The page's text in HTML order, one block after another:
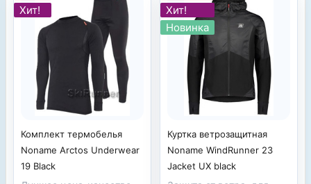
Хит!
Комплект термобелья
Noname Arctos Underwear
19 Black
Хит!
Новинка
Куртка ветрозащитная
Noname WindRunner 23
Jacket UX black